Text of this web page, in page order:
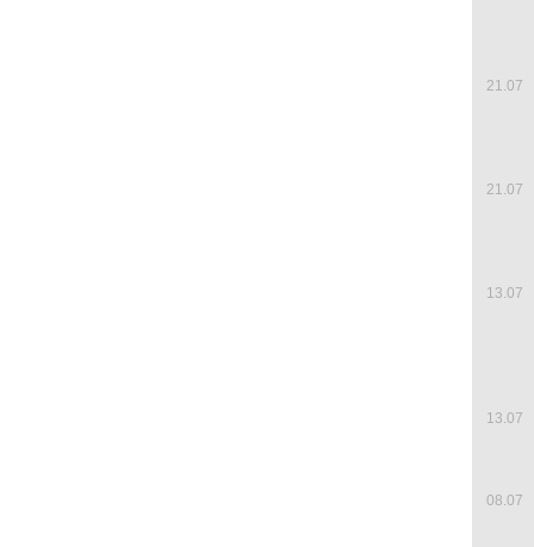
21.07
21.07
13.07
13.07
08.07